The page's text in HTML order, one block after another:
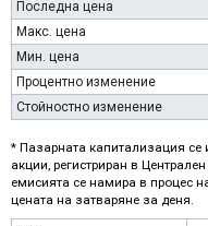
Последна цена
Макс. цена
Мин. цена
Процентно изменение
Стойностно изменение
* Пазарната капитализация се
акции, регистриран в
емисията се намира в процес
цената на затваряне за деня.